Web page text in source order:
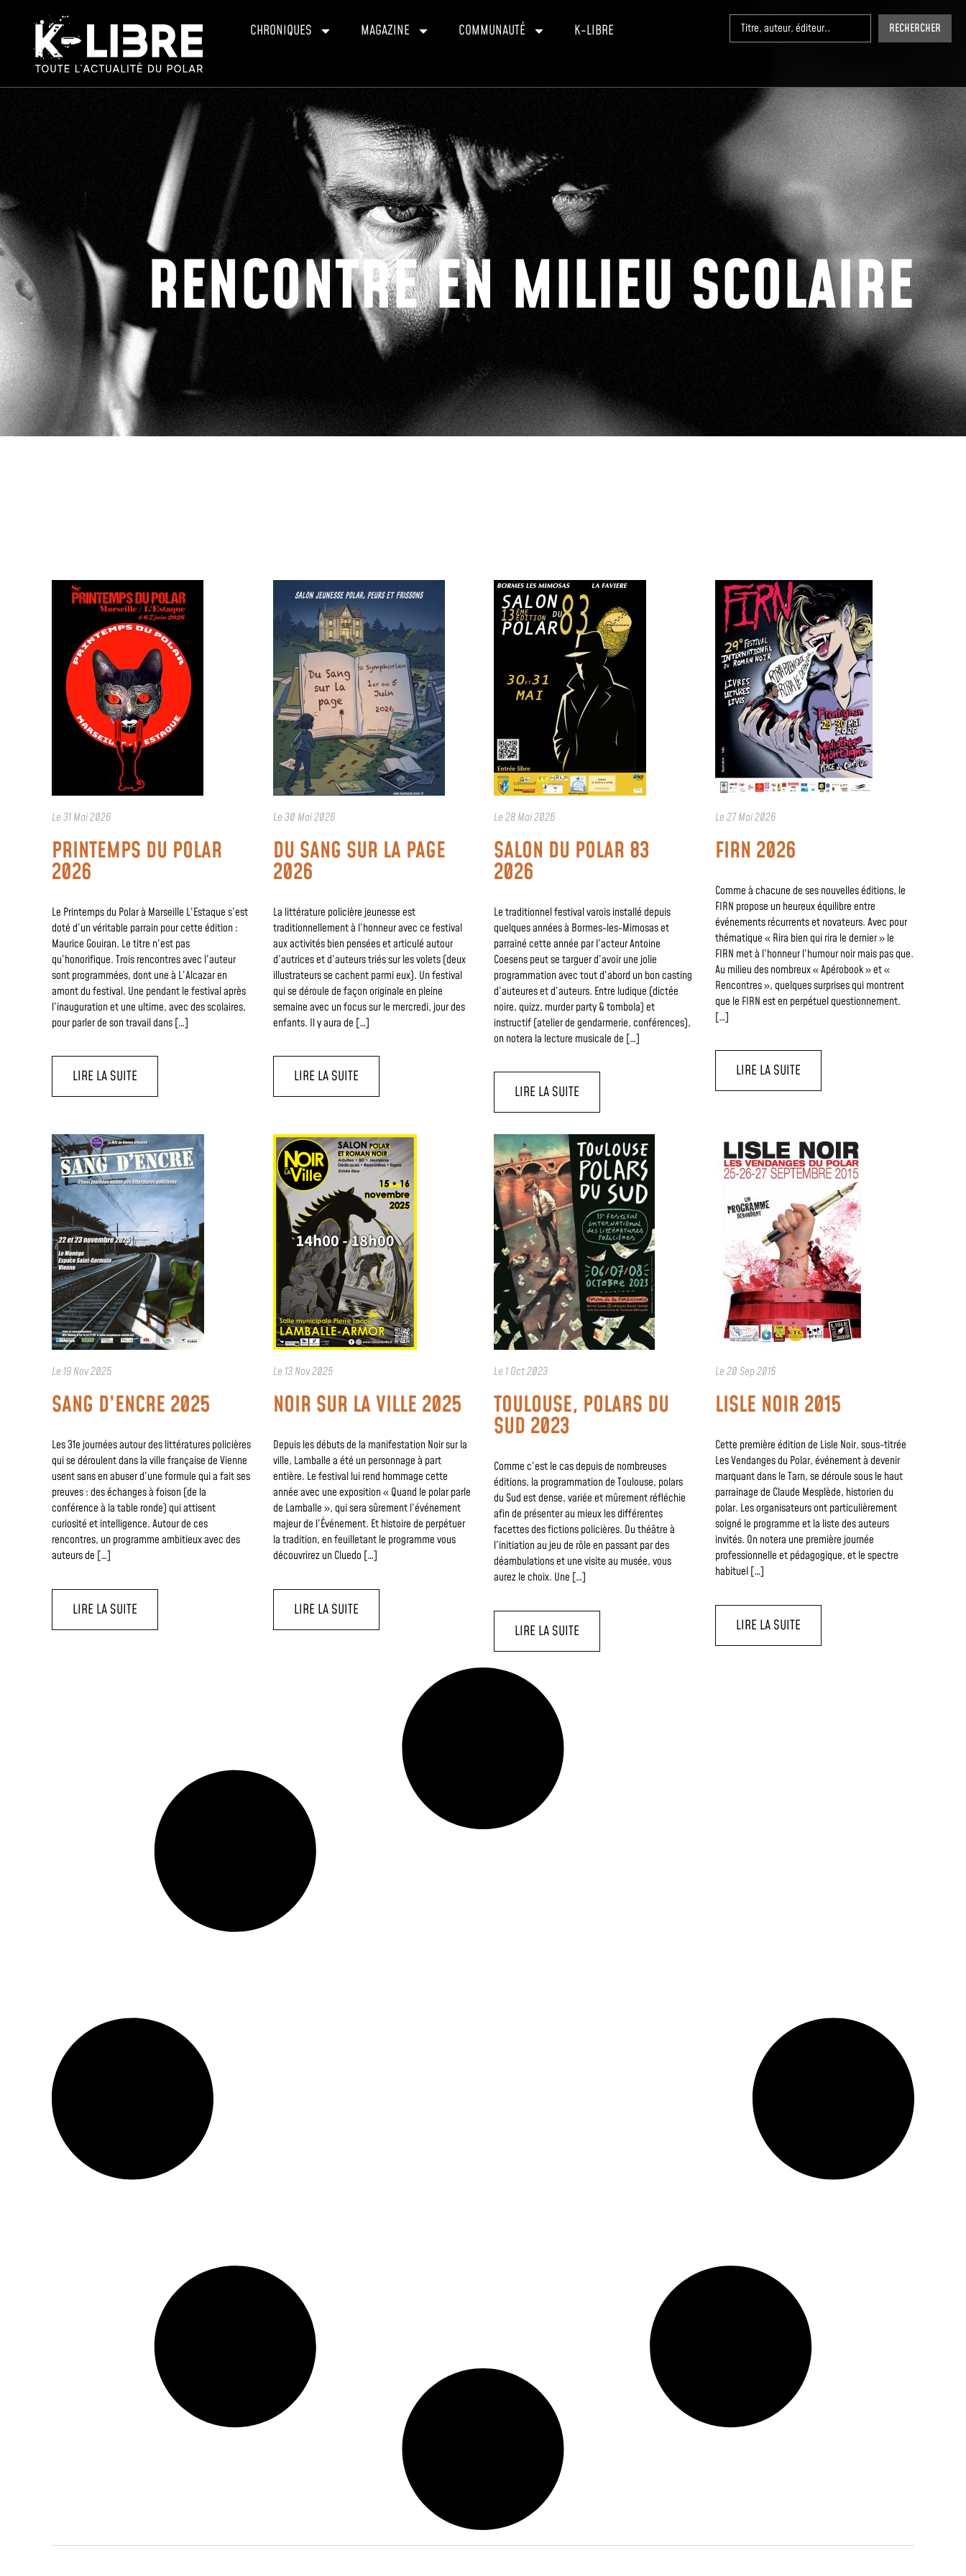
CHRONIQUES MAGAZINE COMMUNAUTÉ K-LIBRE RECHERCHER
RENCONTRE EN MILIEU SCOLAIRE
Le31 Mai 2026
PRINTEMPS DU POLAR
2026
Le Printemps du Polar à Marseille L’Estaque s’est
doté d’un véritable parrain pour cette édition :
Maurice Gouiran. Le titre n’est pas
qu’honorifique. Trois rencontres avec l’auteur
sont programmées, dont une à L’Alcazar en
amont du festival. Une pendant le festival après
l’inauguration et une ultime, avec des scolaires,
pour parler de son travail dans […]
LIRE LA SUITE
Le30 Mai 2026
DU SANG SUR LA PAGE
2026
La littérature policière jeunesse est
traditionnellement à l’honneur avec ce festival
aux activités bien pensées et articulé autour
d’autrices et d’auteurs triés sur les volets (deux
illustrateurs se cachent parmi eux). Un festival
qui se déroule de façon originale en pleine
semaine avec un focus sur le mercredi, jour des
enfants. Il y aura de […]
LIRE LA SUITE
Le28 Mai 2026
SALON DU POLAR 83
2026
Le traditionnel festival varois installé depuis
quelques années à Bormes-les-Mimosas et
parrainé cette année par l’acteur Antoine
Coesens peut se targuer d’avoir une jolie
programmation avec tout d’abord un bon casting
d’auteures et d’auteurs. Entre ludique (dictée
noire, quizz, murder party & tombola) et
instructif (atelier de gendarmerie, conférences),
on notera la lecture musicale de […]
LIRE LA SUITE
Le27 Mai 2026
FIRN 2026
Comme à chacune de ses nouvelles éditions, le
FIRN propose un heureux équilibre entre
événements récurrents et novateurs. Avec pour
thématique « Rira bien qui rira le dernier » le
FIRN met à l’honneur l’humour noir mais pas que.
Au milieu des nombreux « Apérobook » et «
Rencontres », quelques surprises qui montrent
que le FIRN est en perpétuel questionnement.
[…]
LIRE LA SUITE
Le 19 Nov 2025
SANG D’ENCRE 2025
Les 31e journées autour des littératures policières
qui se déroulent dans la ville française de Vienne
usent sans en abuser d’une formule qui a fait ses
preuves : des échanges à foison (de la
conférence à la table ronde) qui attisent
curiosité et intelligence. Autour de ces
rencontres, un programme ambitieux avec des
auteurs de […]
LIRE LA SUITE
Le 13 Nov 2025
NOIR SUR LA VILLE 2025
Depuis les débuts de la manifestation Noir sur la
ville, Lamballe a été un personnage à part
entière. Le festival lui rend hommage cette
année avec une exposition « Quand le polar parle
de Lamballe », qui sera sûrement l’événement
majeur de l’Événement. Et histoire de perpétuer
la tradition, en feuilletant le programme vous
découvrirez un Cluedo […]
LIRE LA SUITE
Le 1 Oct 2023
TOULOUSE, POLARS DU
SUD 2023
Comme c’est le cas depuis de nombreuses
éditions, la programmation de Toulouse, polars
du Sud est dense, variée et mûrement réfléchie
afin de présenter au mieux les différentes
facettes des fictions policières. Du théâtre à
l’initiation au jeu de rôle en passant par des
déambulations et une visite au musée, vous
aurez le choix. Une […]
LIRE LA SUITE
Le20 Sep 2015
LISLE NOIR 2015
Cette première édition de Lisle Noir, sous-titrée
Les Vendanges du Polar, événement à devenir
marquant dans le Tarn, se déroule sous le haut
parrainage de Claude Mesplède, historien du
polar. Les organisateurs ont particulièrement
soigné le programme et la liste des auteurs
invités. On notera une première journée
professionnelle et pédagogique, et le spectre
habituel […]
LIRE LA SUITE